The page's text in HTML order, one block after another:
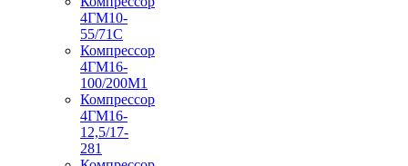
4ГМ10-
55/71С
Компрессор
4ГМ16-
100/200М1
Компрессор
4ГМ16-
12,5/17-
281